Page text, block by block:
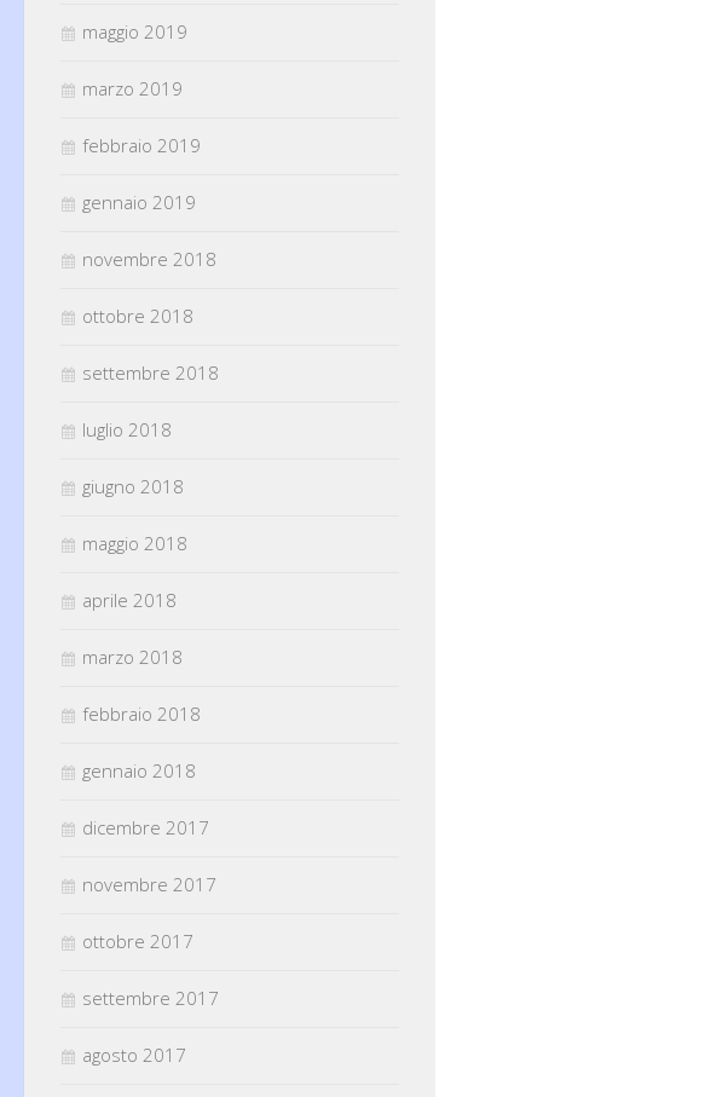
maggio 2019
marzo 2019
febbraio 2019
gennaio 2019
novembre 2018
ottobre 2018
settembre 2018
luglio 2018
giugno 2018
maggio 2018
aprile 2018
marzo 2018
febbraio 2018
gennaio 2018
dicembre 2017
novembre 2017
ottobre 2017
settembre 2017
agosto 2017